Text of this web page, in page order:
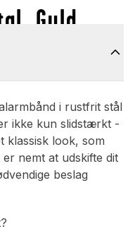
Guld
i rustfrit stål
ikke kun slidstærkt -
klassisk look, som
nemt at udskifte dit
beslag